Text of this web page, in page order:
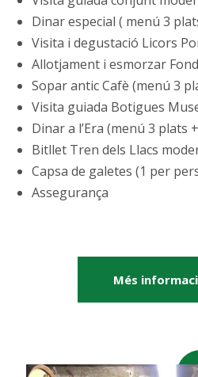
Dinar especial ( menú 3
Visita i degustació Licors
Allotjament i esmorzar
Sopar antic Cafè (menú 3
Visita guiada Botigues
Dinar a l’Era (menú 3 plats
Bitllet Tren dels Llacs
Capsa de galetes (1 per
Assegurança
Més